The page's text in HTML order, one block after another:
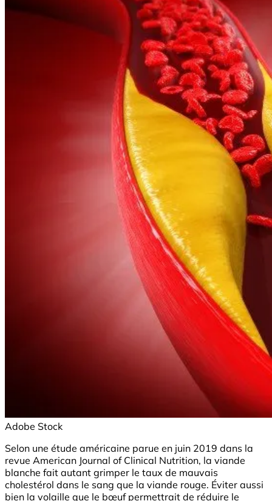
Adobe Stock
Selon une étude américaine parue en juin 2019 dans la
revue American Journal of Clinical Nutrition, la viande
blanche fait autant grimper le taux de mauvais
cholestérol dans le sang que la viande rouge. Éviter aussi
bien la volaille que le bœuf permettrait de réduire le